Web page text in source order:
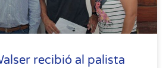
recibió al palista